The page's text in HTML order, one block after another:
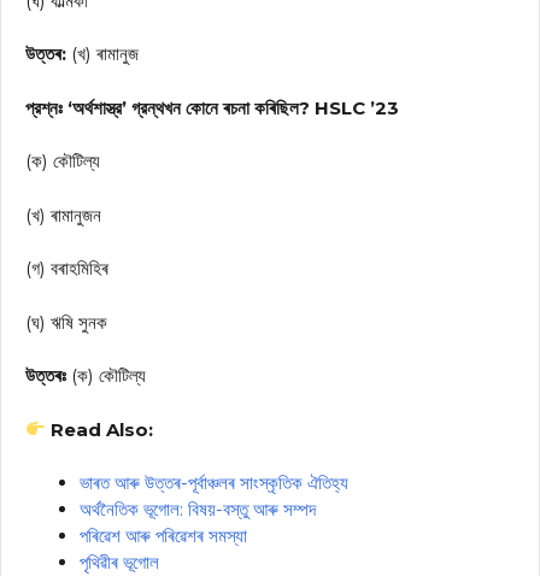
উত্তৰ: (খ) ৰামানুজ
প্রশ্নঃ ‘অর্থশাস্ত্র’ গ্রন্থখন কোনে ৰচনা কৰিছিল? HSLC ’23
(ক) কৌটিল্য
(খ) ৰামানুজন
(গ) বৰাহমিহিৰ
(ঘ) ঋষি সুনক
উত্তৰঃ (ক) কৌটিল্য
Read Also:
ভাৰত আৰু উত্তৰ-পূৰ্বাঞ্চলৰ সাংস্কৃতিক ঐতিহ্য
অৰ্থনৈতিক ভূগোল: বিষয়-বস্তু আৰু সম্পদ
পৰিৱেশ আৰু পৰিৱেশৰ সমস্যা
পৃথিৱীৰ ভূগোল